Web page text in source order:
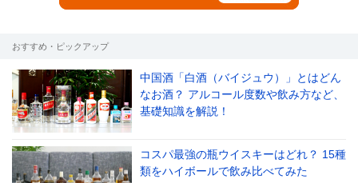
おすすめ・ピックアップ
中国酒「白酒（バイジュウ）」とはどん
なお酒？ アルコール度数や飲み方など、
基礎知識を解説！
コスパ最強の瓶ウイスキーはどれ？ 15種
類をハイボールで飲み比べてみた